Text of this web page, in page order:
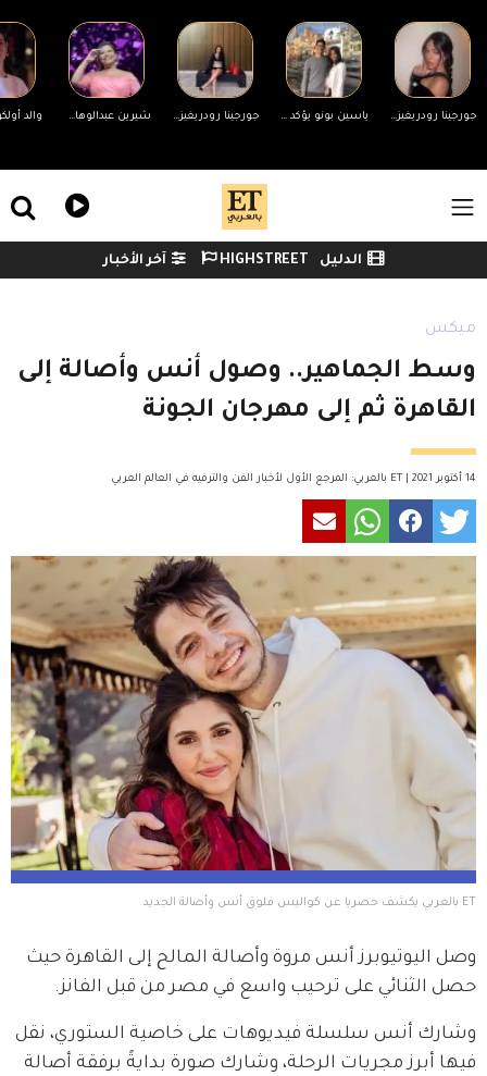
جورجينا رودريغيز ترد على التنمر بسبب جسمها.. ورونالدو يدعمها ياسين بونو يؤكد انفصاله عن زوجته لأول مرة وينهي الجدل جورجينا رودريغيز ترد على منتقدي جسمها شيرين عبدالوهاب تحضر مفاجأة لجمهورها في حفلها غدًا بالساحل الشمالي
Menu
Watch menu الدليل HIGHSTREET آخر الأخبار
ميكس
وسط الجماهير.. وصول أنس وأصالة إلى
القاهرة ثم إلى مهرجان الجونة
14 أكتوبر 2021 | ET بالعربي: المرجع الأول لأخبار الفن والترفيه في العالم العربي
ET بالعربي يكشف حصريا عن كواليس فلوق أنس وأصالة الجديد
وصل اليوتيوبرز أنس مروة وأصالة المالح إلى القاهرة حيث
حصل الثنائي على ترحيب واسع في مصر من قبل الفانز.
وشارك أنس سلسلة فيديوهات على خاصية الستوري، نقل
فيها أبرز مجريات الرحلة، وشارك صورة بدايةً برفقة أصالة